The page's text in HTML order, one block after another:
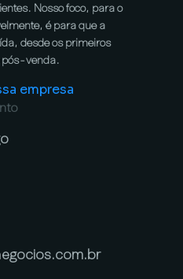
Nosso foco, para o
é para que a
desde os primeiros
pós-venda.
empresa